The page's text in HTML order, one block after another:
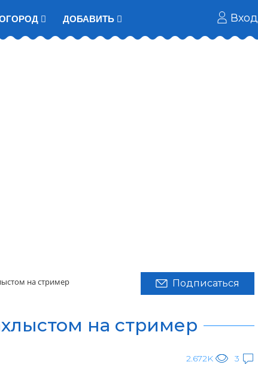
ДОБАВИТЬ Вход
на стример Подписаться
на стример
2.672K 3